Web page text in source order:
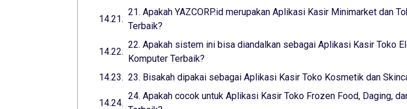
21. Apakah YAZCORP.id merupakan Aplikasi Kasir Minimarket dan
Terbaik?
22. Apakah sistem ini bisa diandalkan sebagai Aplikasi Kasir Toko
Komputer Terbaik?
23. Bisakah dipakai sebagai Aplikasi Kasir Toko Kosmetik dan
24. Apakah cocok untuk Aplikasi Kasir Toko Frozen Food, Daging,